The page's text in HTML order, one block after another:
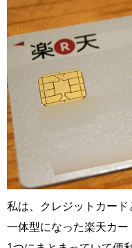
私は、クレジットカー
一体型になった楽天カ